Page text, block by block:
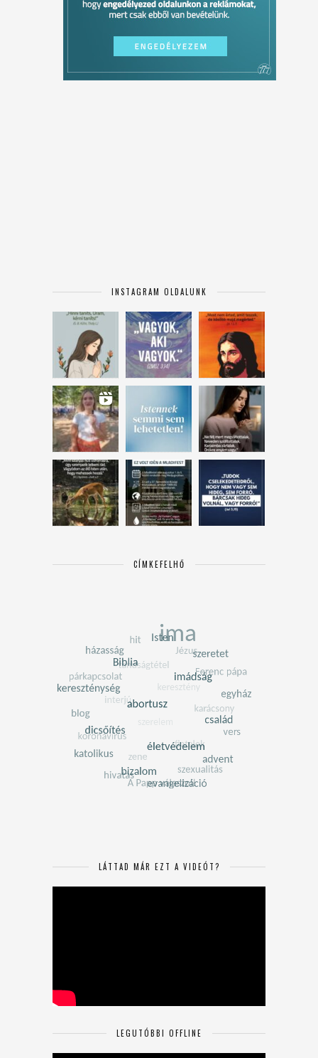
INSTAGRAM OLDALUNK
CÍMKEFELHŐ
LÁTTAD MÁR EZT A VIDEÓT?
LEGUTÓBBI OFFLINE